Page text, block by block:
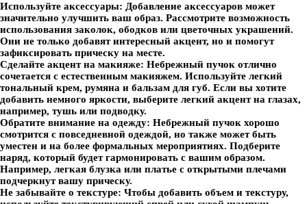
Используйте аксессуары: Добавление аксессуаров может
значительно улучшить ваш образ. Рассмотрите возможность
использования заколок, ободков или цветочных украшений.
Они не только добавят интересный акцент, но и помогут
зафиксировать прическу на месте.
Сделайте акцент на макияже: Небрежный пучок отлично
сочетается с естественным макияжем. Используйте легкий
тональный крем, румяна и бальзам для губ. Если вы хотите
добавить немного яркости, выберите легкий акцент на глазах,
например, тушь или подводку.
Обратите внимание на одежду: Небрежный пучок хорошо
смотрится с повседневной одеждой, но также может быть
уместен и на более формальных мероприятиях. Подберите
наряд, который будет гармонировать с вашим образом.
Например, легкая блузка или платье с открытыми плечами
подчеркнут вашу прическу.
Не забывайте о текстуре: Чтобы добавить объем и текстуру,